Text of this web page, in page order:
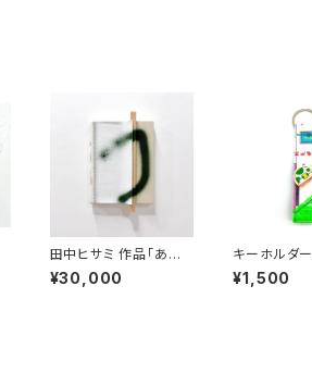
田中ヒサミ 作品「あの
時と同じように振る舞え
ていたら 」
¥30,000
キーホルダー
¥1,500